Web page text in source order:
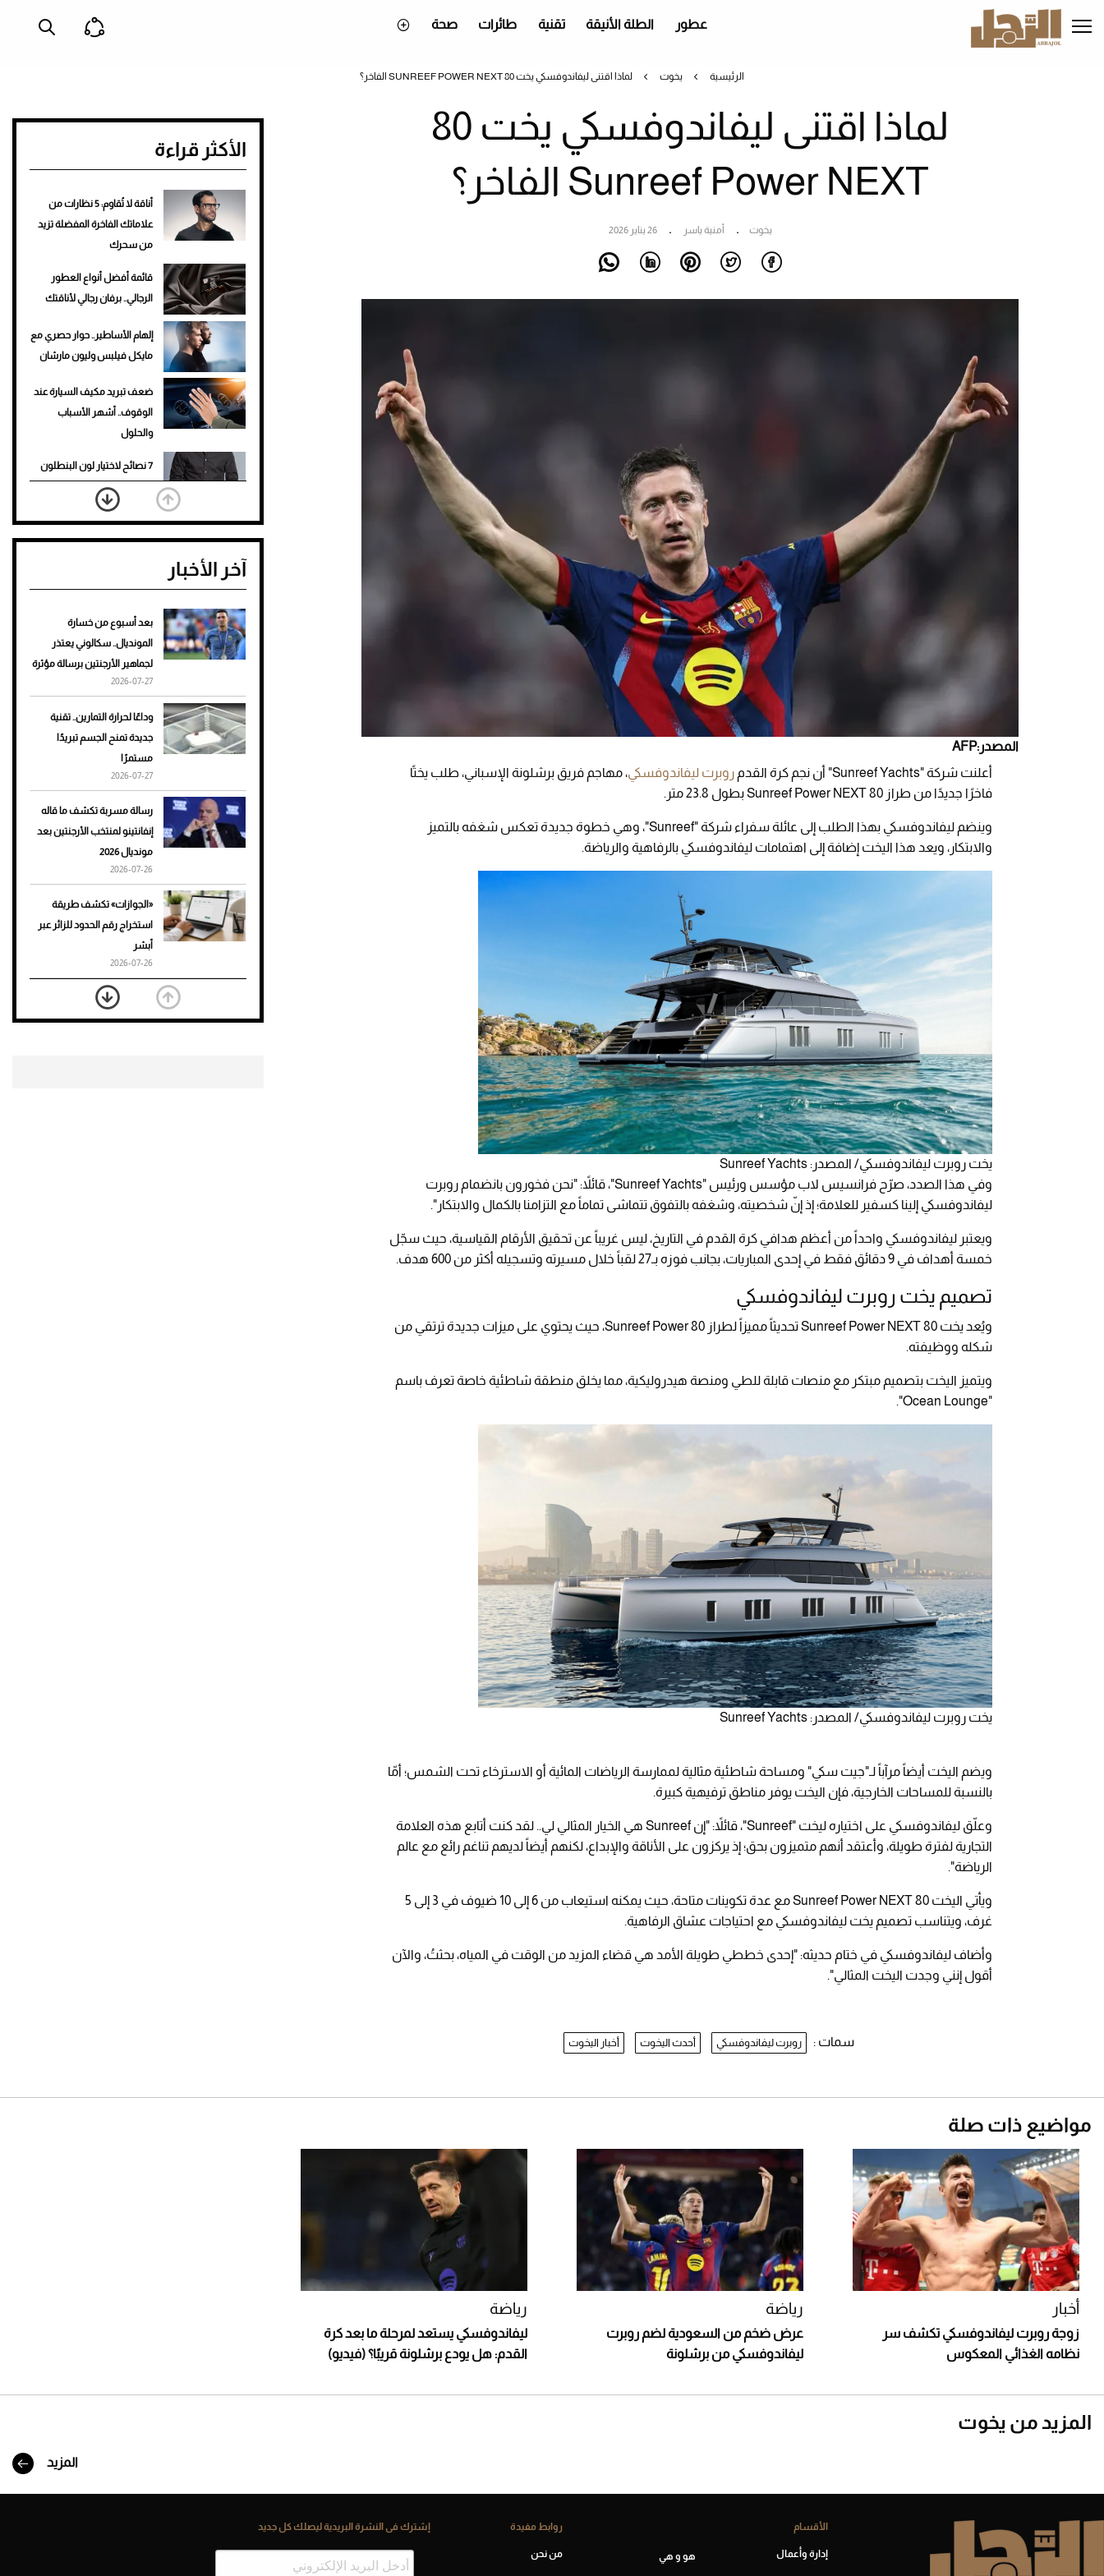
إلى
المحتوى
عطور الطلة الأنيقة تقنية طائرات صحة
الرئيسية يخوت لماذا اقتنى ليفاندوفسكي يخت 80 SUNREEF POWER NEXT الفاخر؟
لماذا اقتنى ليفاندوفسكي يخت 80
Sunreef Power NEXT الفاخر؟
يخوت أمنية ياسر 26 يناير 2026
المصدر:AFP
أعلنت شركة "Sunreef Yachts" أن نجم كرة القدم
روبرت ليفاندوفسكي، مهاجم فريق برشلونة الإسباني، طلب يختًا
فاخرًا جديدًا من طراز 80 Sunreef Power NEXT بطول 23.8 متر.
وينضم ليفاندوفسكي بهذا الطلب إلى عائلة سفراء شركة "Sunreef"، وهي خطوة جديدة تعكس شغفه بالتميز
والابتكار، ويعد هذا اليخت إضافة إلى اهتمامات ليفاندوفسكي بالرفاهية والرياضة.
يخت روبرت ليفاندوفسكي/ المصدر: Sunreef Yachts
وفي هذا الصدد، صرّح فرانسيس لاب مؤسس ورئيس "Sunreef Yachts"، قائلاً: "نحن فخورون بانضمام روبرت
ليفاندوفسكي إلينا كسفير للعلامة؛ إذ إنّ شخصيته، وشغفه بالتفوق تتماشى تماماً مع التزامنا بالكمال والابتكار".
ويعتبر ليفاندوفسكي واحداً من أعظم هدافي كرة القدم في التاريخ، ليس غريباً عن تحقيق الأرقام القياسية، حيث سجّل
خمسة أهداف في 9 دقائق فقط في إحدى المباريات، بجانب فوزه بـ27 لقباً خلال مسيرته وتسجيله أكثر من 600 هدف.
تصميم يخت روبرت ليفاندوفسكي
ويُعد يخت 80 Sunreef Power NEXT تحديثاً مميزاً لطراز 80 Sunreef Power، حيث يحتوي على ميزات جديدة ترتقي من
شكله ووظيفته.
ويتميز اليخت بتصميم مبتكر مع منصات قابلة للطي ومنصة هيدروليكية، مما يخلق منطقة شاطئية خاصة تعرف باسم
"Ocean Lounge".
يخت روبرت ليفاندوفسكي/ المصدر: Sunreef Yachts
ويضم اليخت أيضاً مرآباً لـ"جيت سكي" ومساحة شاطئية مثالية لممارسة الرياضات المائية أو الاسترخاء تحت الشمس؛ أمّا
بالنسبة للمساحات الخارجية، فإن اليخت يوفر مناطق ترفيهية كبيرة.
وعلّق ليفاندوفسكي على اختياره ليخت "Sunreef"، قائلاً: "إن Sunreef هي الخيار المثالي لي.. لقد كنت أتابع هذه العلامة
التجارية لفترة طويلة، وأعتقد أنهم متميزون بحق؛ إذ يركزون على الأناقة والإبداع، لكنهم أيضاً لديهم تناغم رائع مع عالم
الرياضة".
ويأتي اليخت 80 Sunreef Power NEXT مع عدة تكوينات متاحة، حيث يمكنه استيعاب من 6 إلى 10 ضيوف في 3 إلى 5
غرف، ويتناسب تصميم يخت ليفاندوفسكي مع احتياجات عشاق الرفاهية.
وأضاف ليفاندوفسكي في ختام حديثه: "إحدى خططي طويلة الأمد هي قضاء المزيد من الوقت في المياه، بحثتُ، والآن
أقول إنني وجدت اليخت المثالي".
الأكثر قراءة
أناقة لا تُقاوم: 5 نظارات من
علاماتك الفاخرة المفضلة تزيد
من سحرك
قائمة أفضل أنواع العطور
الرجالي.. برفان رجالي لأناقتك
إلهام الأساطير.. حوار حصري مع
مايكل فيلبس وليون مارشان
ضعف تبريد مكيف السيارة عند
الوقوف.. أشهر الأسباب
والحلول
7 نصائح لاختيار لون البنطلون
المناسب للقميص الأسود
نرى المستقبل من خلال
تصميماتنا.. كيف حجزت 1886
تمنحك فخامة استثنائية
هوى الأبطال
أفضل تدريج للشعر الطويل
لإطلالة جريئة وعصرية
للرجال
آخر الأخبار
بعد أسبوع من خسارة
المونديال.. سكالوني يعتذر
لجماهير الأرجنتين برسالة مؤثرة
2026-07-27
وداعًا لحرارة التمارين.. تقنية
جديدة تمنح الجسم تبريدًا
مستمرًا
2026-07-27
رسالة مسربة تكشف ما قاله
إنفانتينو لمنتخب الأرجنتين بعد
مونديال 2026
2026-07-26
«الجوازات» تكشف طريقة
استخراج رقم الحدود للزائر عبر
أبشر
2026-07-26
بعد 7 أشهر من تعرضه لحادث
مروع.. جوشوا يفوز على برينغا
سمات : روبرت ليفاندوفسكي أحدث اليخوت أخبار اليخوت
مواضيع ذات صلة
أخبار
زوجة روبرت ليفاندوفسكي تكشف سر
نظامه الغذائي المعكوس
رياضة
عرض ضخم من السعودية لضم روبرت
ليفاندوفسكي من برشلونة
رياضة
ليفاندوفسكي يستعد لمرحلة ما بعد كرة
القدم: هل يودع برشلونة قريبًا؟ (فيديو)
المزيد من يخوت
المزيد
الأقسام
إدارة وأعمال هو و هي
روابط مفيدة
من نحن
إشترك فى النشرة البريدية ليصلك كل جديد